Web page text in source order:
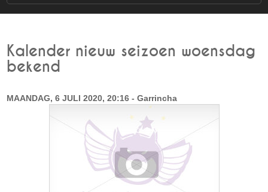
Kalender nieuw seizoen woensdag
bekend
MAANDAG, 6 JULI 2020, 20:16 - Garrincha